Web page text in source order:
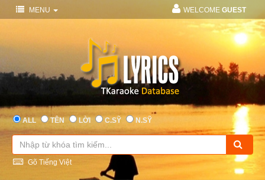
MENU WELCOME GUEST
ALL TÊN LỜI C.SỸ N.SỸ
Gõ Tiếng Việt